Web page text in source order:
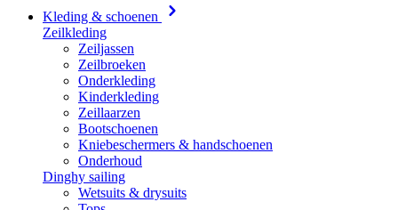
Kleding & schoenen
Zeilkleding
Zeiljassen
Zeilbroeken
Onderkleding
Kinderkleding
Zeillaarzen
Bootschoenen
Kniebeschermers & handschoenen
Onderhoud
Dinghy sailing
Wetsuits & drysuits